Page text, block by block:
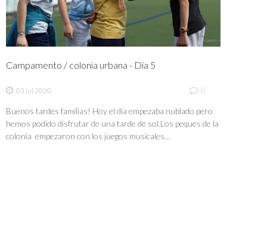
Campamento / colonia urbana - Día 5
03 jul 2020 0
Buenos tardes familias! Hoy el día empezaba nublado pero
hemos podido disfrutar de una tarde de sol.Los peques de la
colonia empezaron con los juegos musicales...